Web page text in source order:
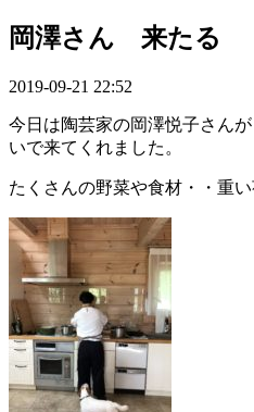
岡澤さん 来たる
2019-09-21 22:52
今日は陶芸家の岡澤悦子さん
いで来てくれました。
たくさんの野菜や食材・・重い